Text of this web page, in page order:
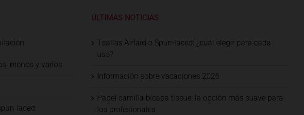
monos y varios
laced
ÚLTIMAS NOTICIAS
Toallas Airlaid o Spun-laced: ¿cuál elegir para cada
uso?
Información sobre vacaciones 2026
Papel camilla bicapa tissue: la opción más suave para
los profesionales